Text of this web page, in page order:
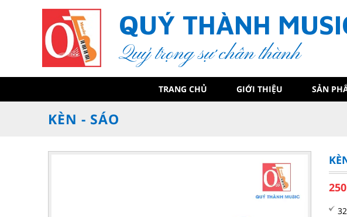
QUÝ THÀNH
Quý trọng sự chân thành
TRANG CHỦ GIỚI THIỆU SẢN
KÈN - SÁO